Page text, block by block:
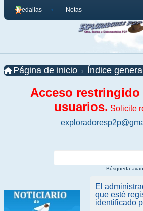
Medallas Notas
Página de inicio Índice general
Acceso restringido
usuarios. Solicite
Búsqueda
El
que esté
identificado